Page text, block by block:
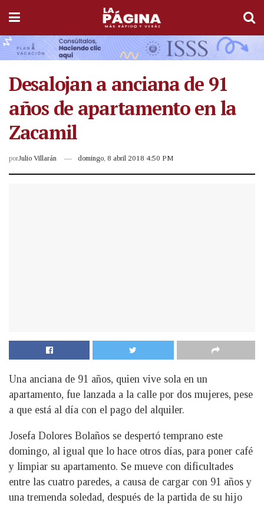
Desalojan a anciana de 91
años de apartamento en la
Zacamil
porJulio Villarán domingo, 8 abril 2018 4:50 PM
Una anciana de 91 años, quien vive sola en un
apartamento, fue lanzada a la calle por dos mujeres, pese
a que está al día con el pago del alquiler.
Josefa Dolores Bolaños se despertó temprano este
domingo, al igual que lo hace otros días, para poner café
y limpiar su apartamento. Se mueve con dificultades
entre las cuatro paredes, a causa de cargar con 91 años y
una tremenda soledad, después de la partida de su hijo